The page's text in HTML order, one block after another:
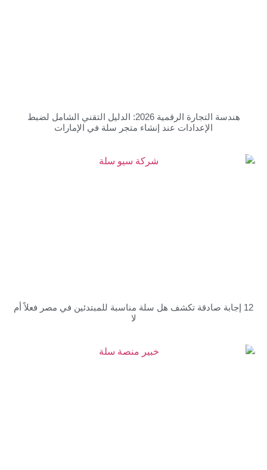
هندسة التجارة الرقمية 2026: الدليل التقني الشامل لضبط
الإعدادات عند إنشاء متجر سلة في الإمارات
صادقة تكشف هل سلة مناسبة للمبتدئين في مصر فعلاً أم